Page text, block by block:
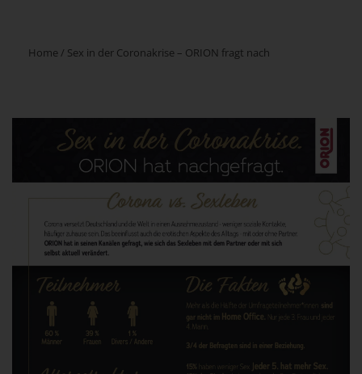
Home / Sex in der Coronakrise – ORION fragt nach